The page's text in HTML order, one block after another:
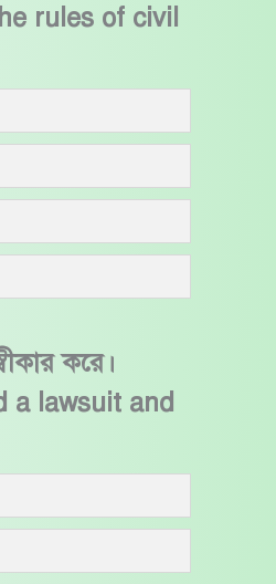
rules of civil
করে।
a lawsuit and